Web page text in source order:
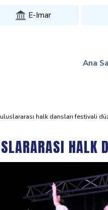
E-Imar
Ana
halk danslari festi̇vali̇
HALK